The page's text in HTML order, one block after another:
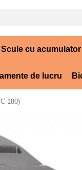
Scule cu
de lucru
180)